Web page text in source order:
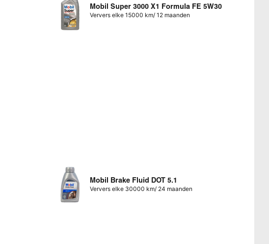
Mobil Super 3000 X1 Formula FE 5W30
Ververs elke 15000 km/ 12 maanden
Mobil Brake Fluid DOT 5.1
Ververs elke 30000 km/ 24 maanden